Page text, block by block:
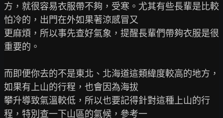
方，就很容易衣服帶不夠，受寒。尤其有些長輩是比較
怕冷的，出門在外如果著涼感冒又
更麻煩，所以事先查好氣象，提醒長輩們帶夠衣服是很
重要的。
而即便你去的不是東北、北海道這類緯度較高的地方，
如果有上山的行程，也會因為海拔
攀升導致氣溫較低，所以也要記得針對這種上山的行
程，特別查一下山區的氣候，參考一